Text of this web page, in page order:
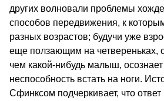
других волновали проблемы
способов передвижения, к
разных возрастов; будучи уже
еще ползающим на четвереньках,
чем какой-нибудь малыш,
неспособность встать на ноги.
Сфинксом подчеркивает, что ответ